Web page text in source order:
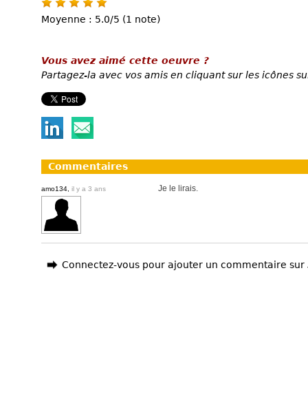
Moyenne : 5.0/5 (1 note)
Vous avez aimé cette oeuvre ?
Partagez-la avec vos amis en cliquant sur les icônes
Commentaires
amo134, il y a 3 ans Je le lirais.
Connectez-vous pour ajouter un commentaire sur